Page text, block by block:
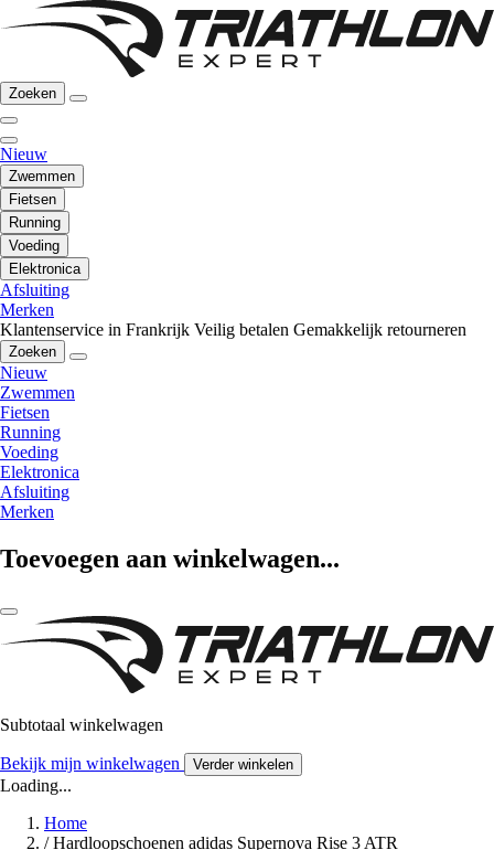
Zoeken
Nieuw
Zwemmen
Fietsen
Running
Voeding
Elektronica
Afsluiting
Merken
Klantenservice in Frankrijk Veilig betalen Gemakkelijk retourneren
Zoeken
Nieuw
Zwemmen
Fietsen
Running
Voeding
Elektronica
Afsluiting
Merken
Toevoegen aan winkelwagen...
Subtotaal winkelwagen
Bekijk mijn winkelwagen Verder winkelen
Loading...
Home
/ Hardloopschoenen adidas Supernova Rise 3 ATR